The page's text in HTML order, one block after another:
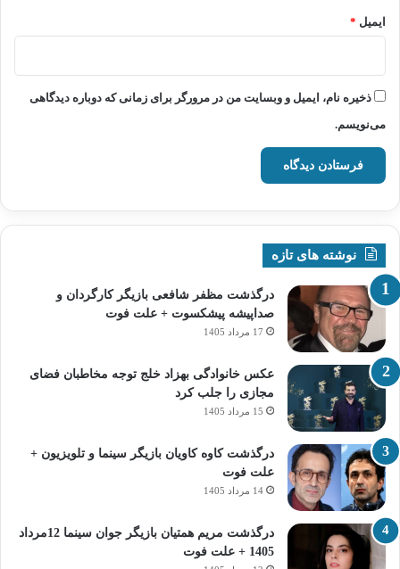
ایمیل *
ذخیره نام، ایمیل و وبسایت من در مرورگر برای زمانی که دوباره دیدگاهی
می‌نویسم.
نوشته های تازه
درگذشت مظفر شافعی بازیگر کارگردان و
صداپیشه پیشکسوت + علت فوت
17 مرداد 1405
عکس خانوادگی بهزاد خلج توجه مخاطبان فضای
مجازی را جلب کرد
15 مرداد 1405
درگذشت کاوه کاویان بازیگر سینما و تلویزیون +
علت فوت
14 مرداد 1405
درگذشت مریم همتیان بازیگر جوان سینما 12مرداد
1405 + علت فوت